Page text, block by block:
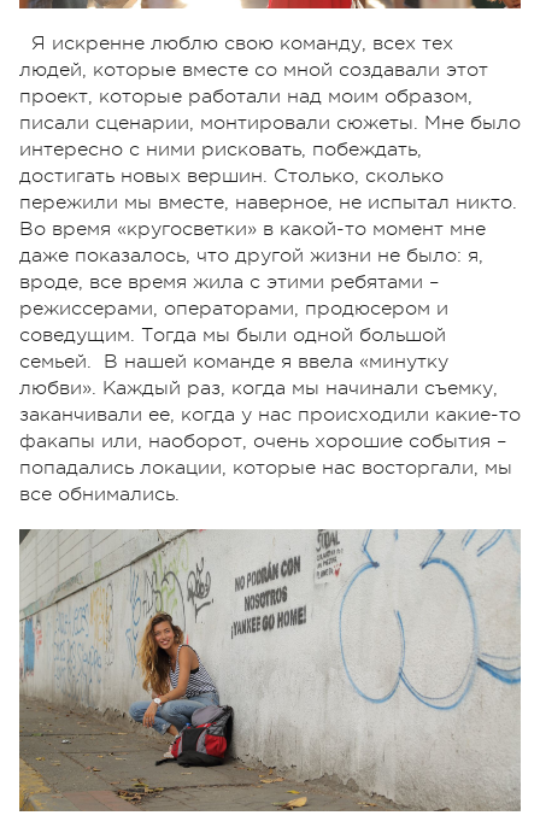
Я искренне люблю свою команду, всех тех
людей, которые вместе со мной создавали этот
проект, которые работали над моим образом,
писали сценарии, монтировали сюжеты. Мне было
интересно с ними рисковать, побеждать,
достигать новых вершин. Столько, сколько
пережили мы вместе, наверное, не испытал никто.
Во время «кругосветки» в какой-то момент мне
даже показалось, что другой жизни не было: я,
вроде, все время жила с этими ребятами –
режиссерами, операторами, продюсером и
соведущим. Тогда мы были одной большой
семьей. В нашей команде я ввела «минутку
любви». Каждый раз, когда мы начинали съемку,
заканчивали ее, когда у нас происходили какие-то
факапы или, наоборот, очень хорошие события –
попадались локации, которые нас восторгали, мы
все обнимались.